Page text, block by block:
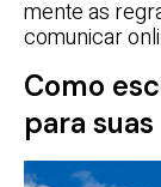
mente as
comunicar
Como
para